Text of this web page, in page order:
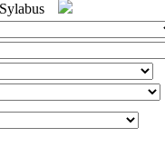
Sylabus